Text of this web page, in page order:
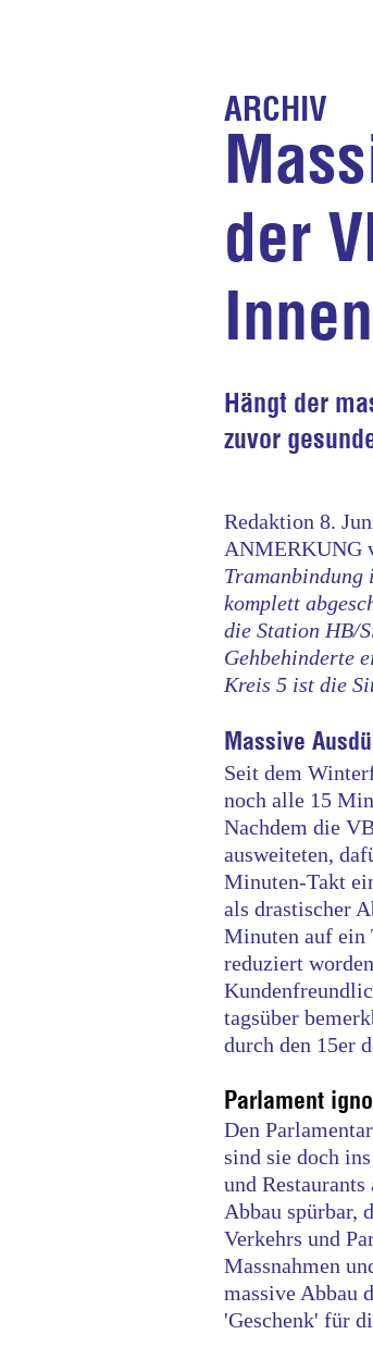
ARCHIV
der
Hängt der
zuvor
Redaktion 8.
ANMERKUNG
Tramanbindung
komplett
die Station HB/
Gehbehinderte
Kreis 5 ist die
Massive
Seit dem
noch alle 15
Nachdem die
ausweiteten,
Minuten-Takt
als drastischer
Minuten auf ein
reduziert
tagsüber
durch den 15er
Parlament
Den
sind sie doch
und
Abbau spürbar,
Verkehrs und
Massnahmen
massive Abbau
'Geschenk' für